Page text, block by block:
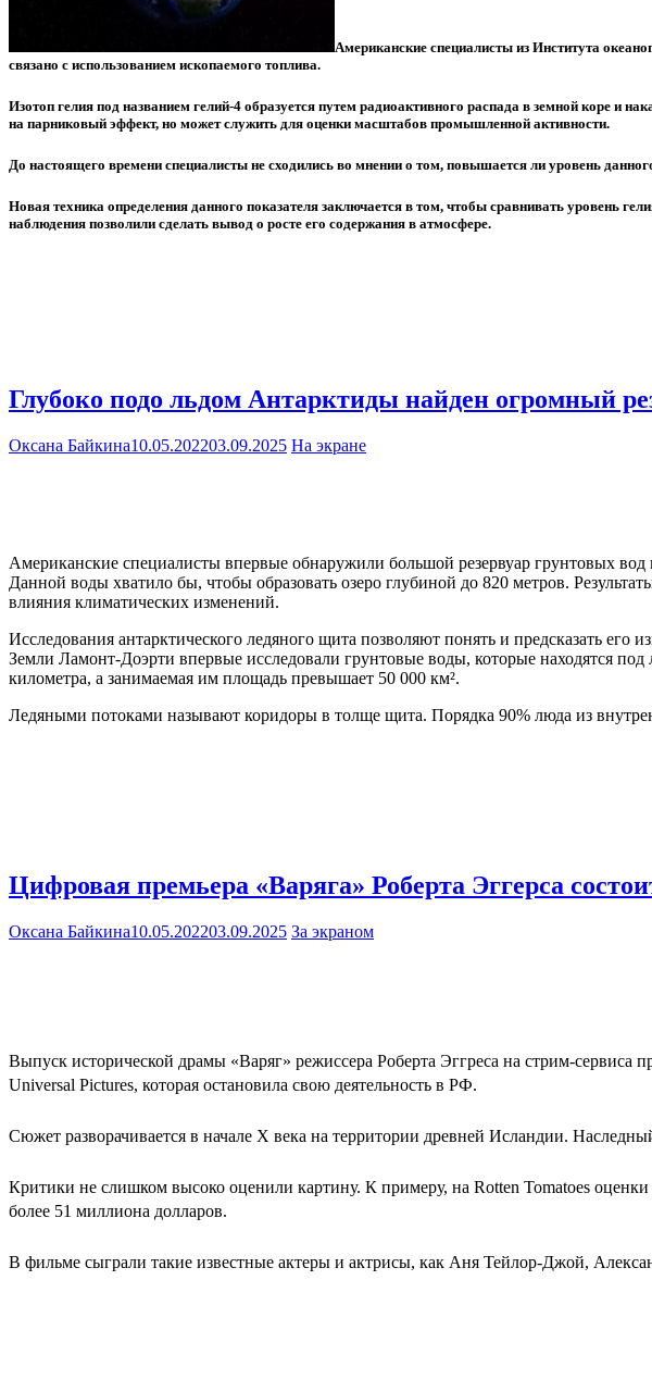
Американские специалисты из Института
связано с использованием ископаемого топлива.
Изотоп гелия под названием гелий-4 образуется путем радиоактивного распада в земной коре и
на парниковый эффект, но может служить для оценки масштабов промышленной активности.
До настоящего времени специалисты не сходились во мнении о том, повышается ли уровень
Новая техника определения данного показателя заключается в том, чтобы сравнивать уровень
наблюдения позволили сделать вывод о росте его содержания в атмосфере.
Глубоко подо льдом Антарктиды найден огромный
Оксана Байкина10.05.202203.09.2025 На экране
Американские специалисты впервые обнаружили большой резервуар грунтовых
Данной воды хватило бы, чтобы образовать озеро глубиной до 820 метров.
влияния климатических изменений.
Исследования антарктического ледяного щита позволяют понять и предсказать
Земли Ламонт-Доэрти впервые исследовали грунтовые воды, которые находятся
километра, а занимаемая им площадь превышает 50 000 км².
Ледяными потоками называют коридоры в толще щита. Порядка 90% люда из
Цифровая премьера «Варяга» Роберта Эггерса
Оксана Байкина10.05.202203.09.2025 За экраном
Выпуск исторической драмы «Варяг» режиссера Роберта Эггреса на стрим-
Universal Pictures, которая остановила свою деятельность в РФ.
Сюжет разворачивается в начале Х века на территории древней Исландии.
Критики не слишком высоко оценили картину. К примеру, на Rotten Tomatoes
более 51 миллиона долларов.
В фильме сыграли такие известные актеры и актрисы, как Аня Тейлор-Джой,